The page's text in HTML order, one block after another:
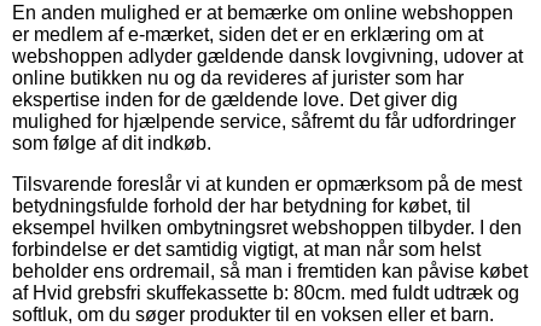
En anden mulighed er at bemærke om online webshoppen
er medlem af e-mærket, siden det er en erklæring om at
webshoppen adlyder gældende dansk lovgivning, udover at
online butikken nu og da revideres af jurister som har
ekspertise inden for de gældende love. Det giver dig
mulighed for hjælpende service, såfremt du får udfordringer
som følge af dit indkøb.
Tilsvarende foreslår vi at kunden er opmærksom på de mest
betydningsfulde forhold der har betydning for købet, til
eksempel hvilken ombytningsret webshoppen tilbyder. I den
forbindelse er det samtidig vigtigt, at man når som helst
beholder ens ordremail, så man i fremtiden kan påvise købet
af Hvid grebsfri skuffekassette b: 80cm. med fuldt udtræk og
softluk, om du søger produkter til en voksen eller et barn.